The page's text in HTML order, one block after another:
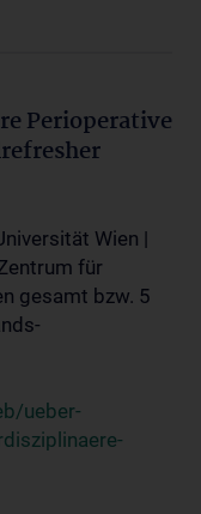
Perioperative
Wien |
für
gesamt bzw. 5
ueber-